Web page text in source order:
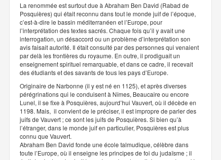
La renommée est surtout due à Abraham Ben David (Rabad de
Posquières) qui était reconnu dans tout le monde juif de l’époque,
c’est-à-dire le bassin méditerranéen et l’Europe, pour
l’interprétation des textes sacrés. Chaque fois qu’il y avait une
interrogation, un désaccord ou un problème d’interprétation son
avis faisait autorité. Il était consulté par des personnes qui venaient
par delà les frontières du royaume. En outre, il prodiguait un
enseignement spirituel remarquable, et dans ce cadre, il recevait
des étudiants et des savants de tous les pays d’Europe.
Originaire de Narbonne (il y est né en 1125), et après diverses
pérégrinations qui le conduisent à Nîmes, Beaucaire ou encore
Lunel, il se fixe à Posquières, aujourd’hui Vauvert, où il décède en
1198. Mais, il convient de le préciser, il est impropre de parler des
juifs de Vauvert ; ce sont les juifs de Posquières. Si bien qu’à
l’étranger, dans le monde juif en particulier, Posquières est plus
connu que Vauvert.
Abraham Ben David fonde une école talmudique, célèbre dans
toute l’Europe, où il enseigne les principes de foi du judaïsme ; il